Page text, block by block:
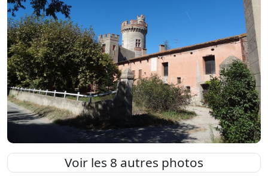
Voir les 8 autres photos